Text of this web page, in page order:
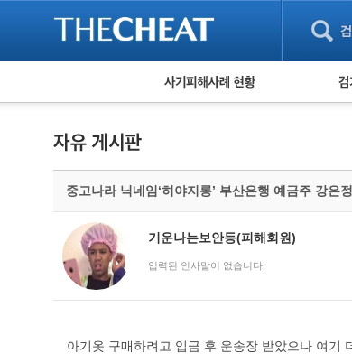
피해사례 현황
보이스피싱 피해사례
유해사이트 목록
비공개 피해사례
워킹홀리데이 피해사례
검
중고나라 닉네임‘히야지롱’ 부산은행 예금주 강은정
기운나는보안등(피해회원)
입력된 인사말이 없습니다.
아기옷 구매하려고 입금 후 운송장 받았으나 여기